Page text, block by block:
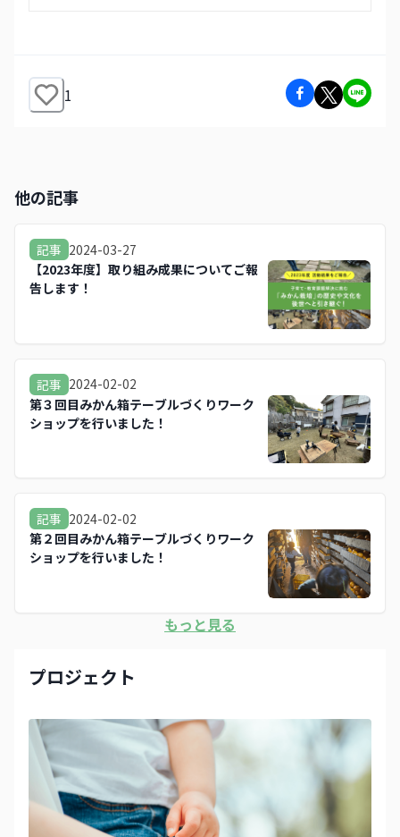
1
他の記事
記事 2024-03-27
【2023年度】取り組み成果についてご報
告します！
記事 2024-02-02
第３回目みかん箱テーブルづくりワーク
ショップを行いました！
記事 2024-02-02
第２回目みかん箱テーブルづくりワーク
ショップを行いました！
もっと見る
プロジェクト